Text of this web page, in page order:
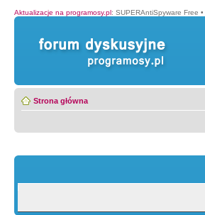
Aktualizacje na programosy.pl: SUPERAntiSpyware Free •
Strona główna